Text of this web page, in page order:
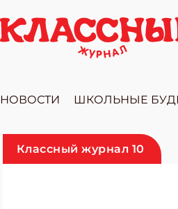
НОВОСТИ ШКОЛЬНЫЕ
Классный журнал 10